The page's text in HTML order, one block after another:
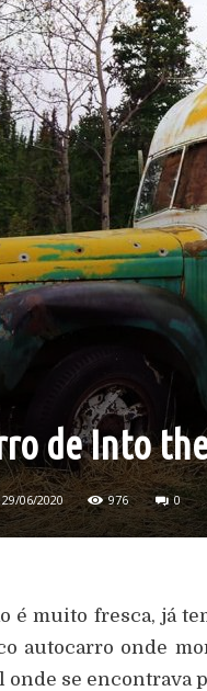
de Into
29/06/2020 976 0
é muito fresca, já
autocarro onde
se encontrava